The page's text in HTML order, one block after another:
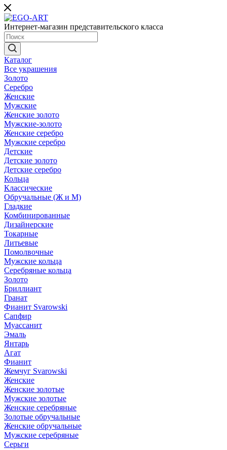
Интернет-магазин представительского класса
Каталог
Все украшения
Золото
Серебро
Женские
Мужские
Женские золото
Мужские-золото
Женские серебро
Мужские серебро
Детские
Детские золото
Детские серебро
Кольца
Классические
Обручальные (Ж и М)
Гладкие
Комбинированные
Дизайнерские
Токарные
Литьевые
Помолвочные
Мужские кольца
Серебряные кольца
Золото
Бриллиант
Гранат
Фианит Svarowski
Сапфир
Муассанит
Эмаль
Янтарь
Агат
Фианит
Жемчуг Svarowski
Женские
Женские золотые
Мужские золотые
Женские серебряные
Золотые обручальные
Женские обручальные
Мужские серебряные
Серьги